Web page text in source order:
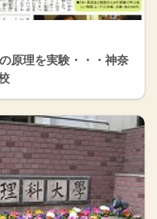
原理を実験・・・神奈